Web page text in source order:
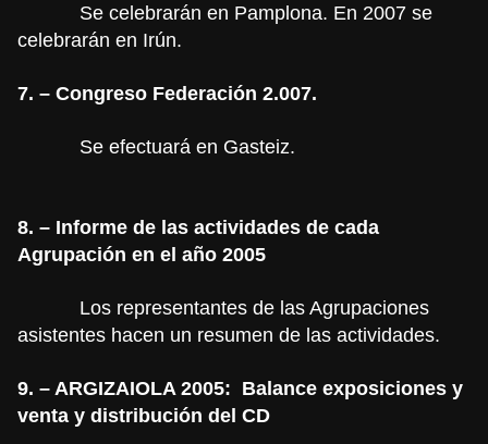
Se celebrarán en Pamplona. En 2007 se
celebrarán en Irún.
7. – Congreso Federación 2.007.
Se efectuará en Gasteiz.
8. – Informe de las actividades de cada
Agrupación en el año 2005
Los representantes de las Agrupaciones
asistentes hacen un resumen de las actividades.
9. – ARGIZAIOLA 2005: Balance exposiciones y
venta y distribución del CD